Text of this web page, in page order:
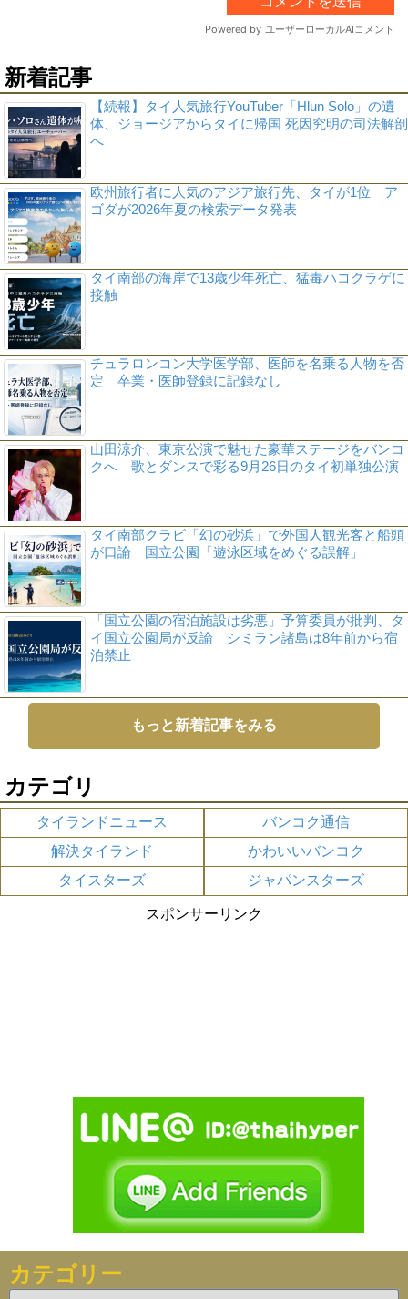
新着記事
【続報】タイ人気旅行YouTuber「Hlun Solo」の遺
体、ジョージアからタイに帰国 死因究明の司法解剖
へ
欧州旅行者に人気のアジア旅行先、タイが1位 ア
ゴダが2026年夏の検索データ発表
タイ南部の海岸で13歳少年死亡、猛毒ハコクラゲに
接触
チュラロンコン大学医学部、医師を名乗る人物を否
定 卒業・医師登録に記録なし
山田涼介、東京公演で魅せた豪華ステージをバンコ
クへ 歌とダンスで彩る9月26日のタイ初単独公演
タイ南部クラビ「幻の砂浜」で外国人観光客と船頭
が口論 国立公園「遊泳区域をめぐる誤解」
「国立公園の宿泊施設は劣悪」予算委員が批判、タ
イ国立公園局が反論 シミラン諸島は8年前から宿
泊禁止
もっと新着記事をみる
カテゴリ
タイランドニュース
バンコク通信
解決タイランド
かわいいバンコク
タイスターズ
ジャパンスターズ
スポンサーリンク
カテゴリー